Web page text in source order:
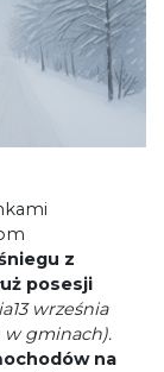
z
posesji
września
w gminach).
na